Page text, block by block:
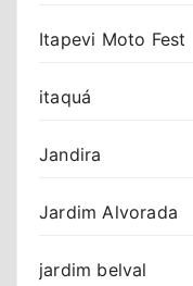
Itapevi Moto Fest
itaquá
Jandira
Jardim Alvorada
jardim belval